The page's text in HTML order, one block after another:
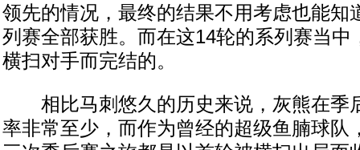
领先的情况，最终的结果不用考虑也能知
列赛全部获胜。而在这14轮的系列赛当中
横扫对手而完结的。
相比马刺悠久的历史来说，灰熊在季
率非常至少，而作为曾经的超级鱼腩球队